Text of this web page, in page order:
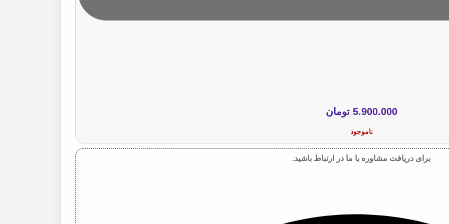
5.900.000 تومان
ناموجود
برای دریافت مشاوره با ما در ارتباط باشید.